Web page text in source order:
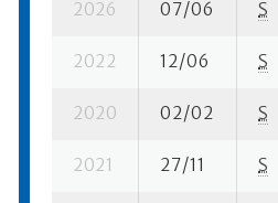
2026 07/06 S
2022 12/06 S
2020 02/02 S
2021 27/11 S